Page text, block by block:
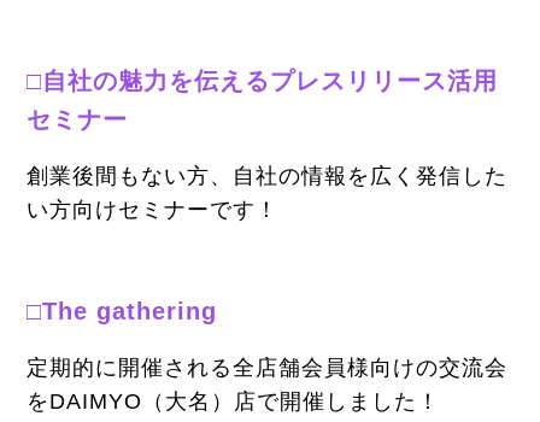
□自社の魅力を伝えるプレスリリース活用
セミナー
創業後間もない方、自社の情報を広く発信した
い方向けセミナーです！
□The gathering
定期的に開催される全店舗会員様向けの交流会
をDAIMYO（大名）店で開催しました！